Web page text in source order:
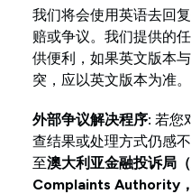
我们将会使用英语去回
赔或争议。我们提供的
供便利，如果英文版本
突，应以英文版本为准。
外部争议解决程序: 若您
查结果或处理方式仍感
至澳大利亚金融投诉局
Complaints Authority，